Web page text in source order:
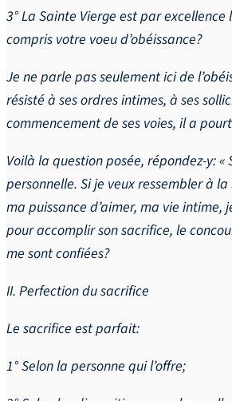
3° La Sainte Vierge est par
compris votre voeu d’obéissance?
Je ne parle pas seulement ici de
résisté à ses ordres intimes, à ses
commencement de ses voies, il a
Voilà la question posée, répondez-y:
personnelle. Si je veux ressembler à
ma puissance d’aimer, ma vie intime,
pour accomplir son sacrifice, le
me sont confiées?
II. Perfection du sacrifice
Le sacrifice est parfait:
1° Selon la personne qui l’offre;